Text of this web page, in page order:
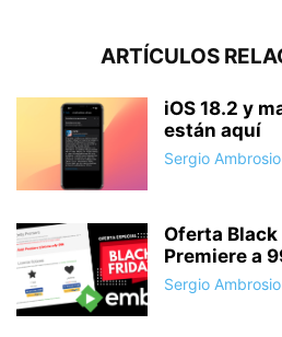
ARTÍCULOS
iOS 18.2 y
están aquí
Sergio Ambrosio
Oferta Black
Premiere a
Sergio Ambrosio